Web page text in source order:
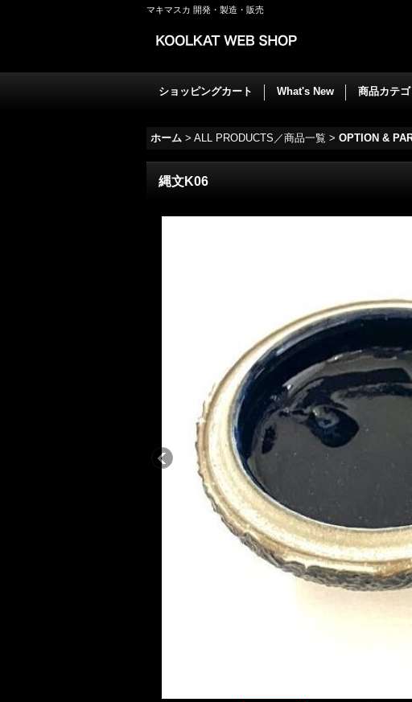
マキマスカ 開発・製造・販売
ショッピングカート What's New 商品カテ
ホーム > ALL PRODUCTS／商品一覧 > OPTION &
縄文K06